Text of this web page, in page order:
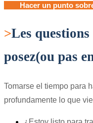
Hacer un punto
>Les
posez(ou pas
Tomarse el tiempo para
profundamente lo que